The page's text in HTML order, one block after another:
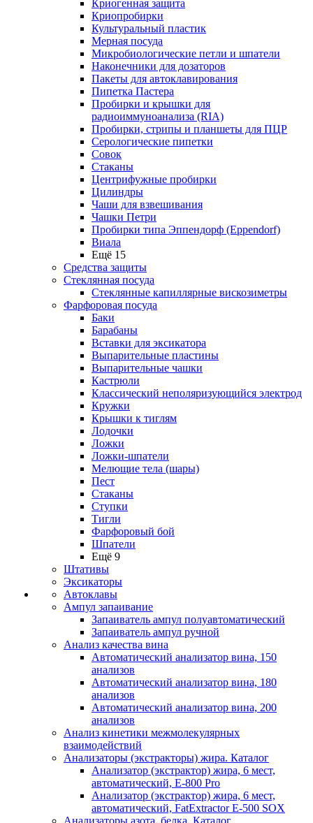
Криогенная защита
Криопробирки
Культуральный пластик
Мерная посуда
Микробиологические петли и шпатели
Наконечники для дозаторов
Пакеты для автоклавирования
Пипетка Пастера
Пробирки и крышки для
радиоиммуноанализа (RIA)
Пробирки, стрипы и планшеты для ПЦР
Серологические пипетки
Совок
Стаканы
Центрифужные пробирки
Цилиндры
Чаши для взвешивания
Чашки Петри
Пробирки типа Эппендорф (Eppendorf)
Виала
Ещё 15
Средства защиты
Стеклянная посуда
Стеклянные капиллярные вискозиметры
Фарфоровая посуда
Баки
Барабаны
Вставки для эксикатора
Выпарительные пластины
Выпарительные чашки
Кастрюли
Классический неполяризующийся электрод
Кружки
Крышки к тиглям
Лодочки
Ложки
Ложки-шпатели
Мелющие тела (шары)
Пест
Стаканы
Ступки
Тигли
Фарфоровый бой
Шпатели
Ещё 9
Штативы
Эксикаторы
Автоклавы
Ампул запаивание
Запаиватель ампул полуавтоматический
Запаиватель ампул ручной
Анализ качества вина
Автоматический анализатор вина, 150
анализов
Автоматический анализатор вина, 180
анализов
Автоматический анализатор вина, 200
анализов
Анализ кинетики межмолекулярных
взаимодействий
Анализаторы (экстракторы) жира. Каталог
Анализатор (экстрактор) жира, 6 мест,
автоматический, E-800 Pro
Анализатор (экстрактор) жира, 6 мест,
автоматический, FatExtractor E-500 SOX
Анализаторы азота, белка. Каталог